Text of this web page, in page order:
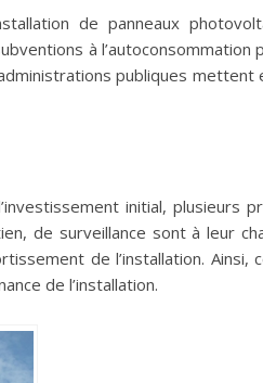
de panneaux
à
publiques
initial, plusieurs
de surveillance sont à leur
de l’installation. Ainsi,
de l’installation.